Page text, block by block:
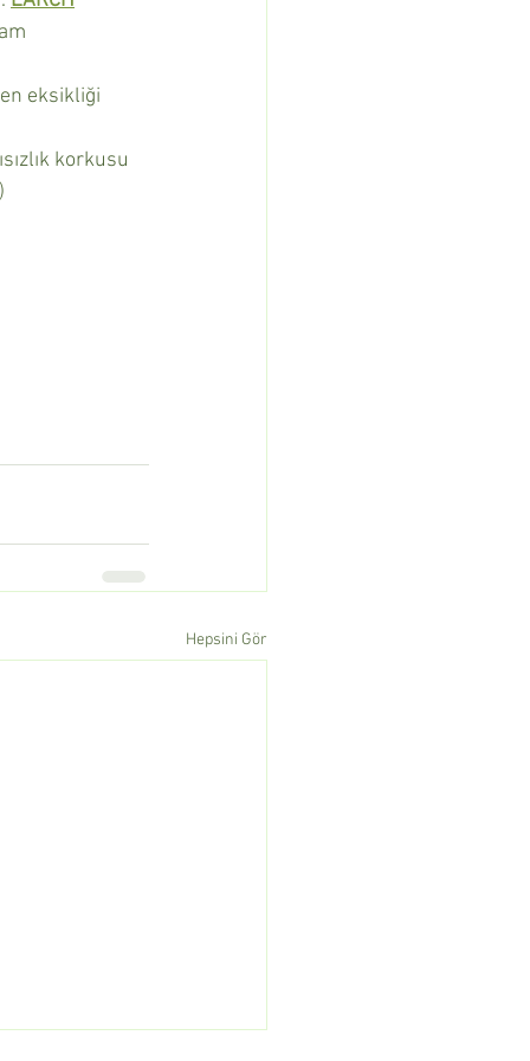
eksikliği
korkusu
Hepsini Gör